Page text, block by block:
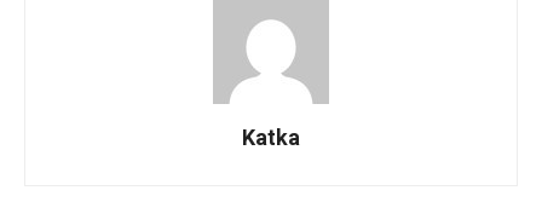
Katka